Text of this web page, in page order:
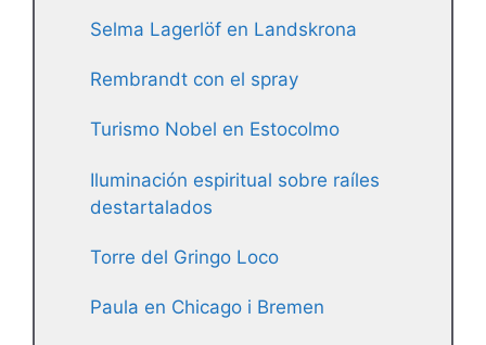
Selma Lagerlöf en Landskrona
Rembrandt con el spray
Turismo Nobel en Estocolmo
Iluminación espiritual sobre raíles
destartalados
Torre del Gringo Loco
Paula en Chicago i Bremen